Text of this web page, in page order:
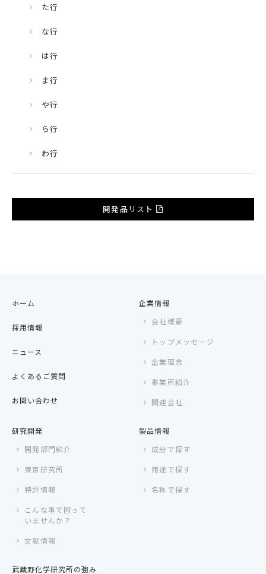
た行
な行
は行
ま行
や行
ら行
わ行
開発品リスト
ホーム
採用情報
ニュース
よくあるご質問
お問い合わせ
企業情報
会社概要
トップメッセージ
企業理念
事業所紹介
関連会社
研究開発
開発部門紹介
東京研究所
特許情報
こんな事で困って
いませんか？
文献情報
製品情報
成分で探す
用途で探す
名称で探す
武蔵野化学研究所の強み